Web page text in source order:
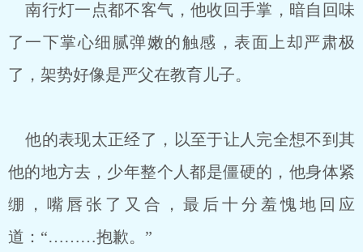
南行灯一点都不客气，他收回手掌，暗自回味
了一下掌心细腻弹嫩的触感，表面上却严肃极
了，架势好像是严父在教育儿子。
他的表现太正经了，以至于让人完全想不到其
他的地方去，少年整个人都是僵硬的，他身体紧
绷，嘴唇张了又合，最后十分羞愧地回应
道：“………抱歉。”